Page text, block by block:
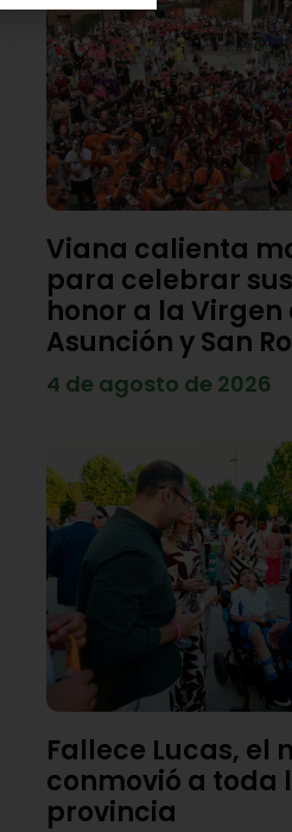
Viana calienta
para celebrar
honor a la Virgen
Asunción y San
4 de agosto de 2026
Fallece Lucas, el
conmovió a toda
provincia